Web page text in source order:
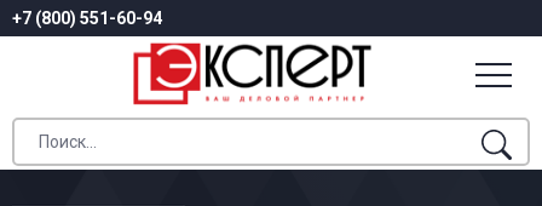
+7 (800) 551-60-94